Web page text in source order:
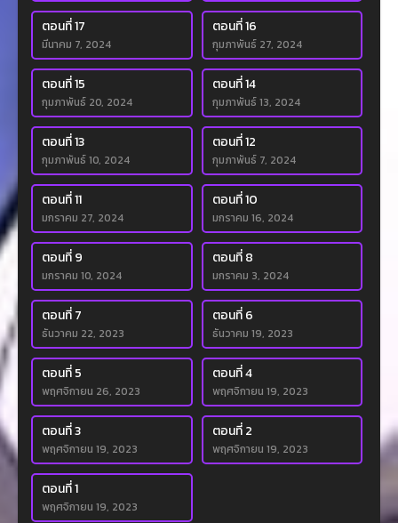
ตอนที่ 17
มีนาคม 7, 2024
ตอนที่ 16
กุมภาพันธ์ 27, 2024
ตอนที่ 15
กุมภาพันธ์ 20, 2024
ตอนที่ 14
กุมภาพันธ์ 13, 2024
ตอนที่ 13
กุมภาพันธ์ 10, 2024
ตอนที่ 12
กุมภาพันธ์ 7, 2024
ตอนที่ 11
มกราคม 27, 2024
ตอนที่ 10
มกราคม 16, 2024
ตอนที่ 9
มกราคม 10, 2024
ตอนที่ 8
มกราคม 3, 2024
ตอนที่ 7
ธันวาคม 22, 2023
ตอนที่ 6
ธันวาคม 19, 2023
ตอนที่ 5
พฤศจิกายน 26, 2023
ตอนที่ 4
พฤศจิกายน 19, 2023
ตอนที่ 3
พฤศจิกายน 19, 2023
ตอนที่ 2
พฤศจิกายน 19, 2023
ตอนที่ 1
พฤศจิกายน 19, 2023